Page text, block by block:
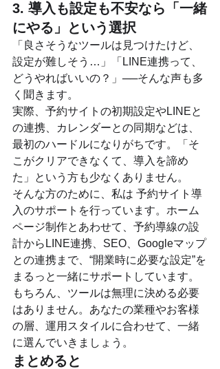
3. 導入も設定も不安なら「一緒
にやる」という選択
「良さそうなツールは見つけたけど、
設定が難しそう…」「LINE連携って、
どうやればいいの？」──そんな声も多
く聞きます。
実際、予約サイトの初期設定やLINEと
の連携、カレンダーとの同期などは、
最初のハードルになりがちです。「そ
こがクリアできなくて、導入を諦め
た」という方も少なくありません。
そんな方のために、私は 予約サイト導
入のサポートを行っています。ホーム
ページ制作とあわせて、予約導線の設
計からLINE連携、SEO、Googleマップ
との連携まで、“開業時に必要な設定”を
まるっと一緒にサポートしています。
もちろん、ツールは無理に決める必要
はありません。あなたの業種やお客様
の層、運用スタイルに合わせて、一緒
に選んでいきましょう。
まとめると